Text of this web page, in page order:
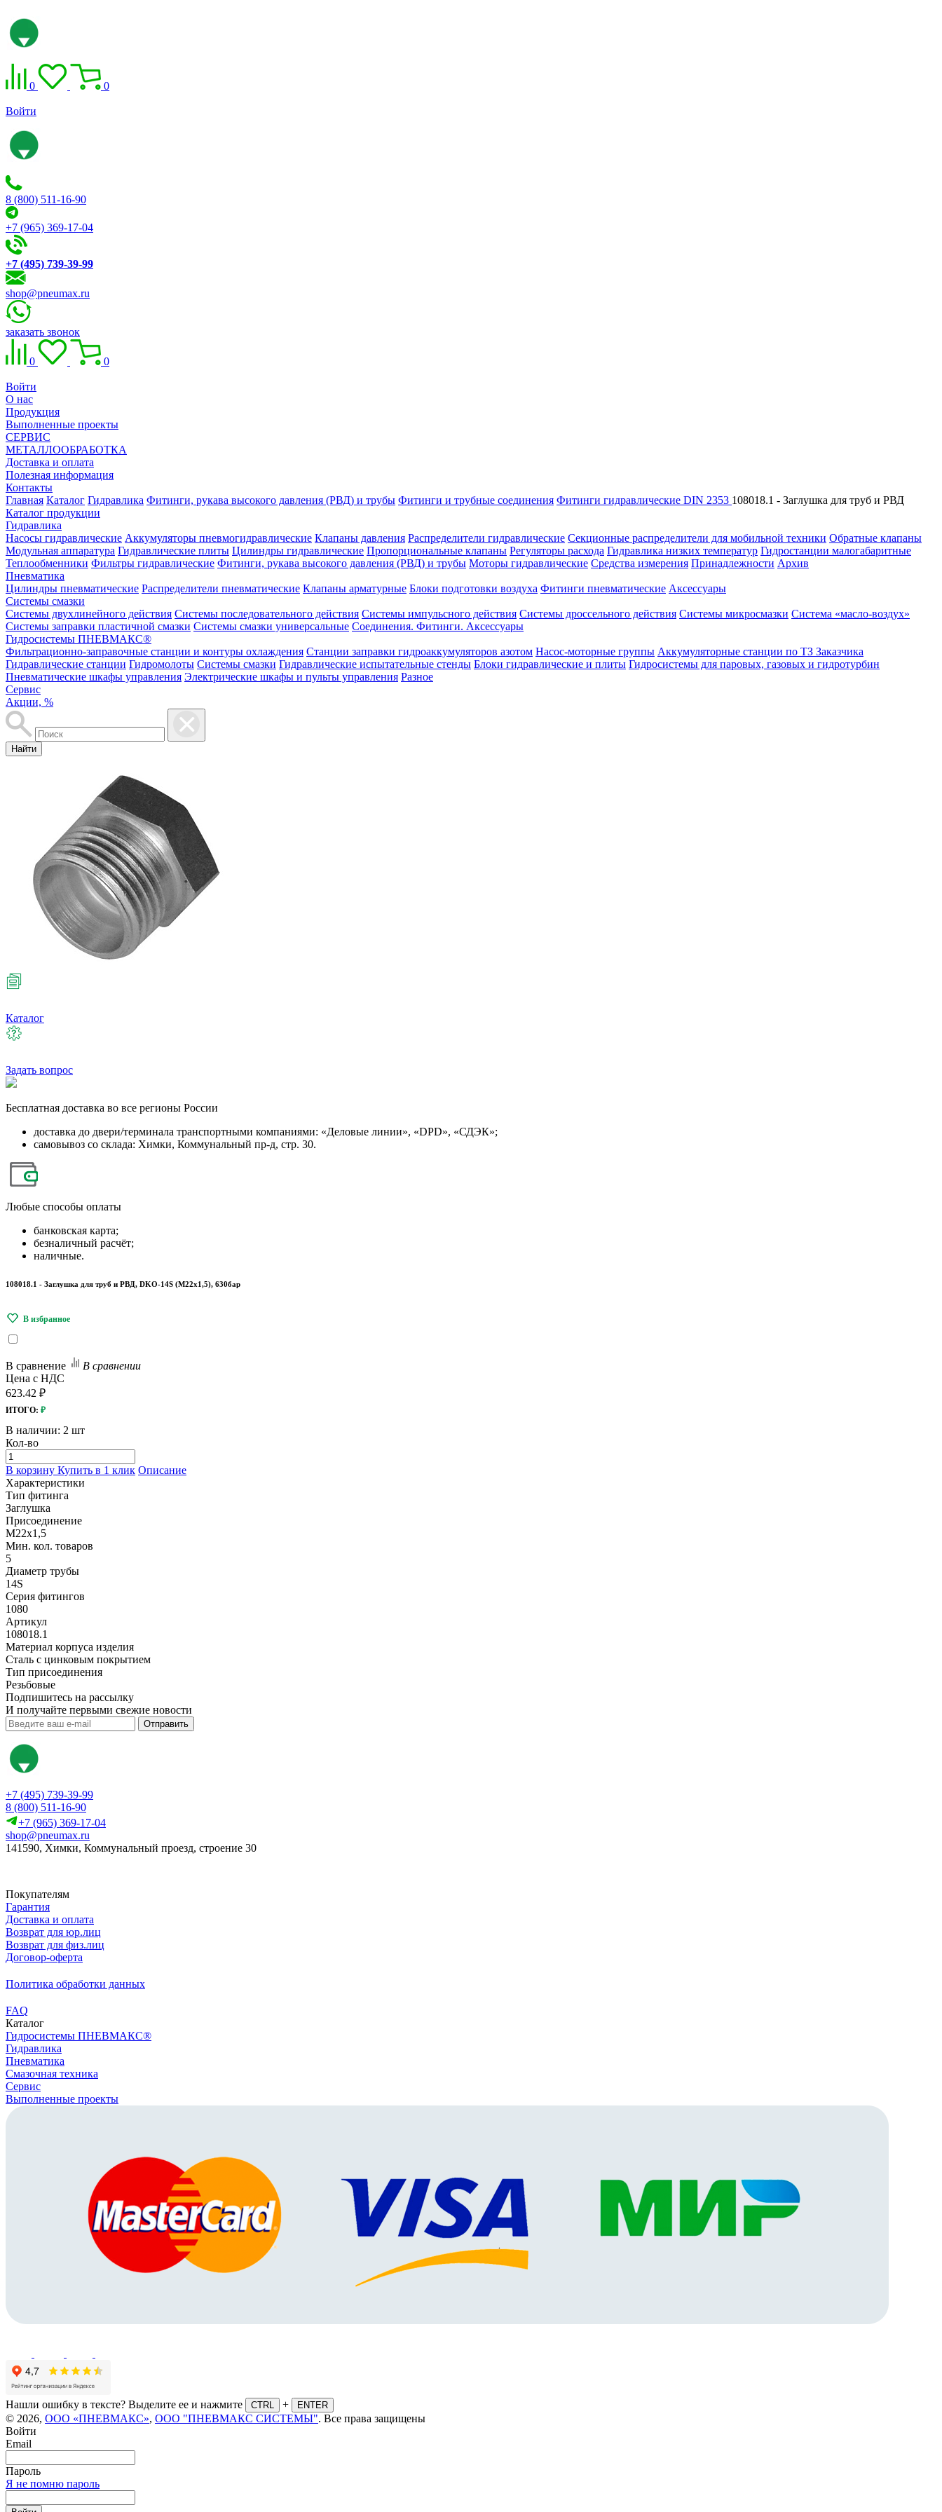
0 0
Войти
8 (800) 511-16-90
+7 (965) 369-17-04
+7 (495) 739-39-99
shop@pneumax.ru
заказать звонок
0 0
Войти
О нас
Продукция
Выполненные проекты
СЕРВИС
МЕТАЛЛООБРАБОТКА
Доставка и оплата
Полезная информация
Контакты
Главная Каталог Гидравлика Фитинги, рукава высокого давления (РВД) и трубы Фитинги и трубные соединения Фитинги гидравлические DIN 2353 108018.1 - Заглушка для труб и РВД
Каталог продукции
Гидравлика
Насосы гидравлические Аккумуляторы пневмогидравлические Клапаны давления Распределители гидравлические Секционные распределители для мобильной техники Обратные клапаны
Модульная аппаратура Гидравлические плиты Цилиндры гидравлические Пропорциональные клапаны Регуляторы расхода Гидравлика низких температур Гидростанции малогабаритные
Теплообменники Фильтры гидравлические Фитинги, рукава высокого давления (РВД) и трубы Моторы гидравлические Средства измерения Принадлежности Архив
Пневматика
Цилиндры пневматические Распределители пневматические Клапаны арматурные Блоки подготовки воздуха Фитинги пневматические Аксессуары
Системы смазки
Системы двухлинейного действия Системы последовательного действия Системы импульсного действия Системы дроссельного действия Системы микросмазки Система «масло-воздух»
Системы заправки пластичной смазки Системы смазки универсальные Соединения. Фитинги. Аксессуары
Гидросистемы ПНЕВМАКС®
Фильтрационно-заправочные станции и контуры охлаждения Станции заправки гидроаккумуляторов азотом Насос-моторные группы Аккумуляторные станции по ТЗ Заказчика
Гидравлические станции Гидромолоты Системы смазки Гидравлические испытательные стенды Блоки гидравлические и плиты Гидросистемы для паровых, газовых и гидротурбин
Пневматические шкафы управления Электрические шкафы и пульты управления Разное
Сервис
Акции, %
Найти
Каталог
Задать вопрос
Бесплатная доставка во все регионы России
доставка до двери/терминала транспортными компаниями: «Деловые линии», «DPD», «СДЭК»;
самовывоз со склада: Химки, Коммунальный пр-д, стр. 30.
Любые способы оплаты
банковская карта;
безналичный расчёт;
наличные.
108018.1 - Заглушка для труб и РВД, DKO-14S (M22x1,5), 630бар
В сравнение
В сравнении
Цена с НДС
623.42 ₽
ИТОГО: ₽
В наличии: 2 шт
Кол-во
В корзину Купить в 1 клик Описание
Характеристики
Тип фитинга
Заглушка
Присоединение
M22x1,5
Мин. кол. товаров
5
Диаметр трубы
14S
Серия фитингов
1080
Артикул
108018.1
Материал корпуса изделия
Сталь с цинковым покрытием
Тип присоединения
Резьбовые
Подпишитесь на рассылку
И получайте первыми свежие новости
Отправить
+7 (495) 739-39-99
8 (800) 511-16-90
+7 (965) 369-17-04
shop@pneumax.ru
141590, Химки, Коммунальный проезд, строение 30
Покупателям
Гарантия
Доставка и оплата
Возврат для юр.лиц
Возврат для физ.лиц
Договор-оферта
Политика обработки данных
FAQ
Каталог
Гидросистемы ПНЕВМАКС®
Гидравлика
Пневматика
Смазочная техника
Сервис
Выполненные проекты
Нашли ошибку в тексте? Выделите ее и нажмите CTRL + ENTER
© 2026, ООО «ПНЕВМАКС», ООО "ПНЕВМАКС СИСТЕМЫ". Все права защищены
Войти
Email
Пароль
Я не помню пароль